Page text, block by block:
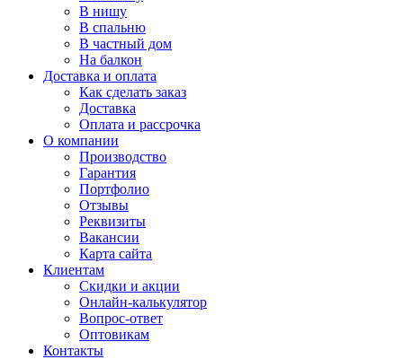
В нишу
В спальню
В частный дом
На балкон
Доставка и оплата
Как сделать заказ
Доставка
Оплата и рассрочка
О компании
Производство
Гарантия
Портфолио
Отзывы
Реквизиты
Вакансии
Карта сайта
Клиентам
Скидки и акции
Онлайн-калькулятор
Вопрос-ответ
Оптовикам
Контакты